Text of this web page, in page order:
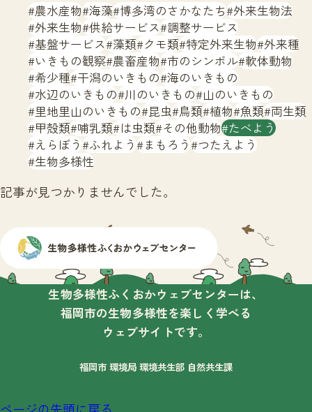
文字サイズ 小 中 大
生物多様性ふくおかウェブセンターとは
サイトマップ
農水産物 海藻 博多湾のさかなたち 外来生物法
外来生物 供給サービス 調整サービス
基盤サービス 藻類 クモ類 特定外来生物 外来種
いきもの観察 農畜産物 市のシンボル 軟体動物
希少種 干潟のいきもの 海のいきもの
水辺のいきもの 川のいきもの 山のいきもの
里地里山のいきもの 昆虫 鳥類 植物 魚類 両生類
甲殻類 哺乳類 は虫類 その他動物 たべよう
えらぼう ふれよう まもろう つたえよう
生物多様性
記事が見つかりませんでした。
生物多様性ふくおかウェブセンターは、
福岡市の生物多様性を楽しく学べる
ウェブサイトです。
福岡市 環境局 環境共生部 自然共生課